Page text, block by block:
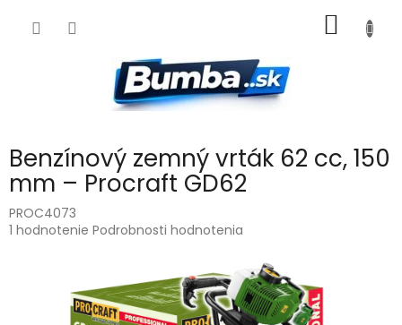
KOŠÍK
Benzínový zemný vrták 62 cc, 150
mm – Procraft GD62
PROC4073
Priemerné
1 hodnotenie Podrobnosti hodnotenia